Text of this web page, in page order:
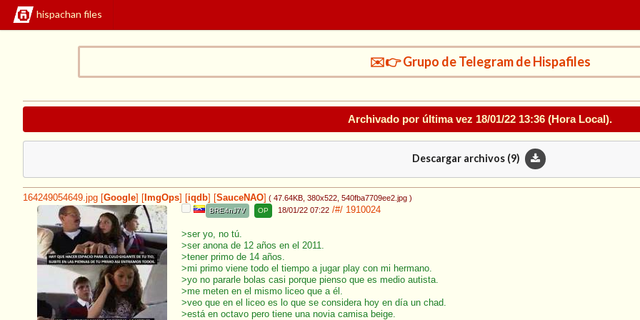
hispachan files
✉️👉 Grupo de Telegram de Hispafiles
Archivado por última vez 18/01/22 13:36 (Hora Local).
Descargar archivos (9)
164249054649.jpg Google ImgOps iqdb SauceNAO ( 47.64KB , 380x522 , 540fba7709ee2.jpg )
BRE4nJ7V OP 18/01/22 07:22 /#/ 1910024
>ser yo, no tú.
>ser anona de 12 años en el 2011.
>tener primo de 14 años.
>mi primo viene todo el tiempo a jugar play con mi hermano.
>yo no pararle bolas casi porque pienso que es medio autista.
>me meten en el mismo liceo que a él.
>veo que en el liceo es lo que se considera hoy en día un chad.
>está en octavo pero tiene una novia camisa beige.